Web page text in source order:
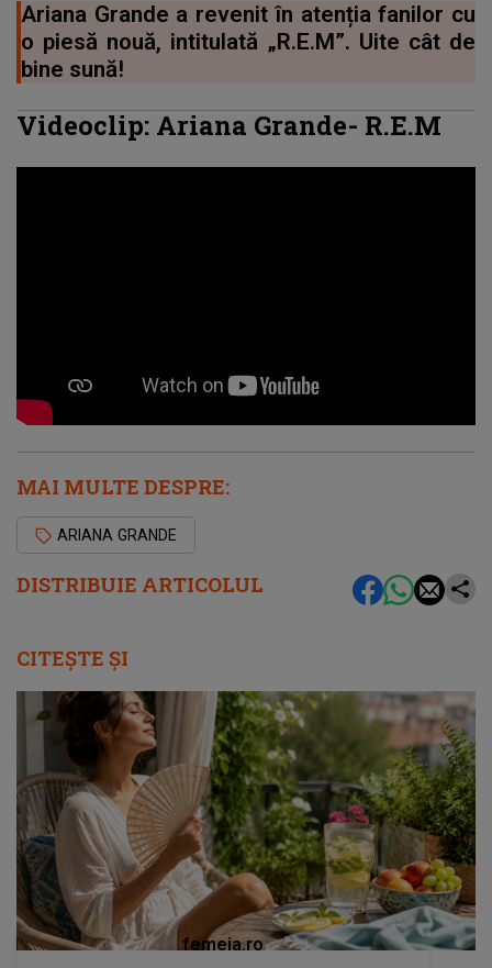
DISTRIBUIE ARTICOLUL
Ariana Grande a revenit în atenția fanilor cu
o piesă nouă, intitulată „R.E.M”. Uite cât de
bine sună!
Videoclip: Ariana Grande- R.E.M
MAI MULTE DESPRE:
ARIANA GRANDE
CITEȘTE ȘI
femeia.ro